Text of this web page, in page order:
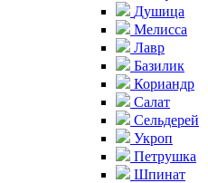
Душица
Мелисса
Лавр
Базилик
Кориандр
Салат
Сельдерей
Укроп
Петрушка
Шпинат